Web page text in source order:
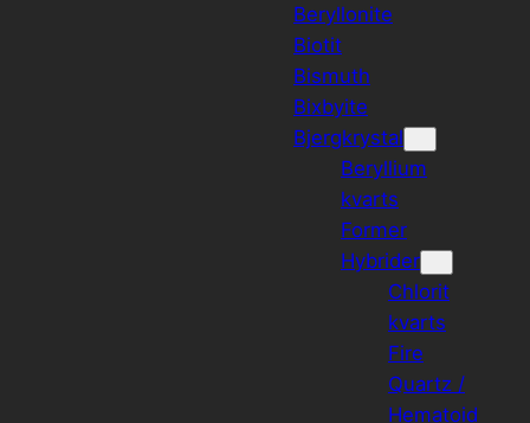
Beryllonite
Biotit
Bismuth
Bixbyite
Bjergkrystal
Beryllium
kvarts
Former
Hybrider
Chlorit
kvarts
Fire
Quartz /
Hematoid